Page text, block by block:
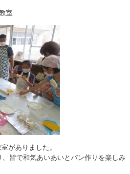
室
がありました。
皆で和気あいあいとパン作りを楽しみ